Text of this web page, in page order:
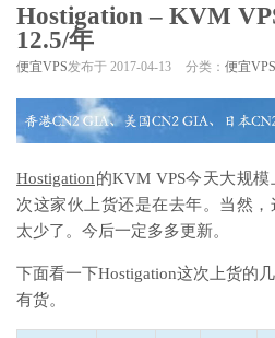
Hostigation – KVM
12.5/年
便宜VPS发布于 2017-04-13 分类： 便宜VPS
Hostigation的KVM VPS今天大规
次这家伙上货还是在去年。当然
太少了。今后一定多多更新。
下面看一下Hostigation这次上货的
有货。